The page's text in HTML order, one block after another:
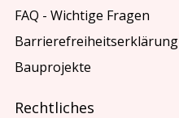
FAQ - Wichtige Fragen
Barrierefreiheitserklärung
Bauprojekte
Rechtliches